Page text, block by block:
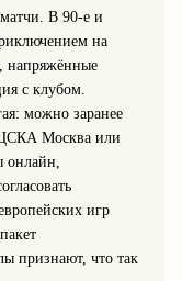
В 90‑е и
на
напряжённые
с клубом.
можно заранее
ЦСКА Москва или
онлайн,
игр
признают, что так